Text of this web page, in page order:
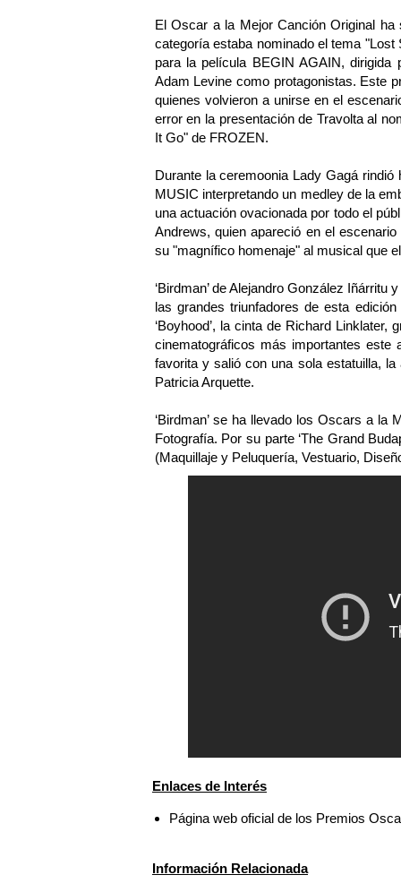
El Oscar a la Mejor Canción Original ha
categoría estaba nominado el tema
para la película BEGIN AGAIN,
Adam Levine como protagonistas. Este
quienes volvieron a unirse en el
error en la presentación de Travolta al
It Go" de FROZEN.
Durante la ceremoonia Lady Gagá
MUSIC interpretando un medley de la
una actuación ovacionada por todo el
Andrews, quien apareció en el
su "magnífico homenaje" al musical que
‘Birdman’ de Alejandro González Iñárritu
las grandes triunfadores de esta
‘Boyhood’, la cinta de Richard
cinematográficos más importantes
favorita y salió con una sola estatuilla,
Patricia Arquette.
‘Birdman’ se ha llevado los Oscars a
Fotografía. Por su parte ‘The Grand
(Maquillaje y Peluquería, Vestuario,
Enlaces de Interés
Página web oficial de los Premios
Información Relacionada